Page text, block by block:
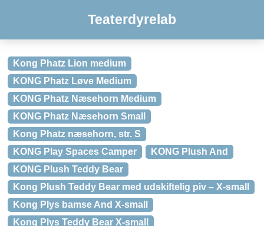
Teaterdyrelab
Kong Phatz Lion medium
KONG Phatz Løve Medium
KONG Phatz Næsehorn Medium
KONG Phatz Næsehorn Small
Kong Phatz næsehorn, str. S
KONG Play Spaces Camper
KONG Plush And
KONG Plush Teddy Bear
Kong Plush Teddy Bear med udskiftelig piv – X-small
Kong Plys bamse And X-small
Kong Plys Teddy Bear X-small